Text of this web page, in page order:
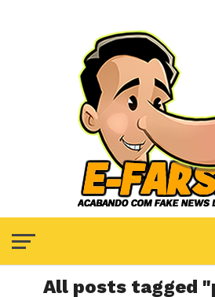
All posts tagged